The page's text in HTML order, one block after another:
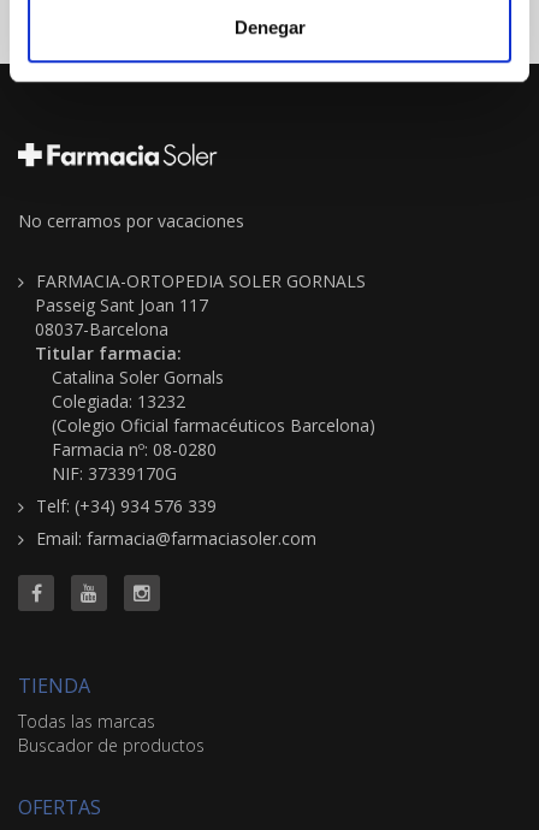
Denegar
No cerramos por vacaciones
FARMACIA-ORTOPEDIA SOLER GORNALS
Passeig Sant Joan 117
08037-Barcelona
Titular farmacia:
Catalina Soler Gornals
Colegiada: 13232
(Colegio Oficial farmacéuticos Barcelona)
Farmacia nº: 08-0280
NIF: 37339170G
Telf: (+34) 934 576 339
Email: farmacia@farmaciasoler.com
TIENDA
Todas las marcas
Buscador de productos
OFERTAS